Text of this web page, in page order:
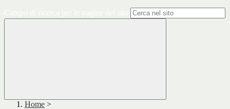
Home >